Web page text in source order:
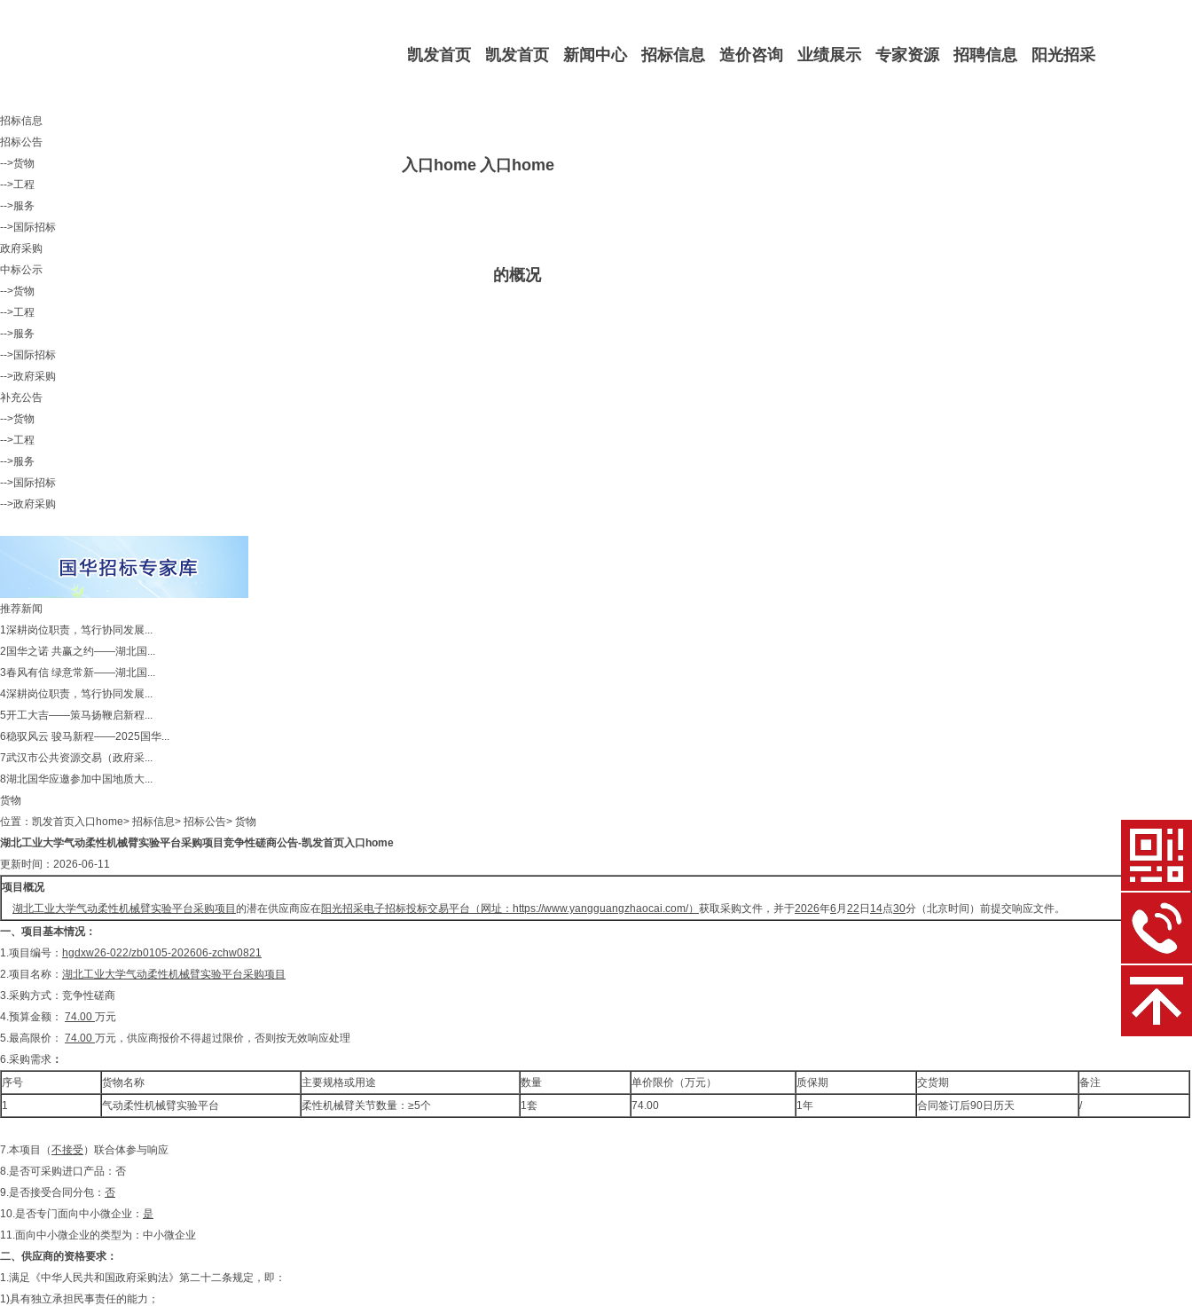
凯发首页
入口home
凯发首页
入口home
的概况
新闻中心 招标信息 造价咨询 业绩展示 专家资源 招聘信息 阳光招采
招标信息
招标公告
-->货物
-->工程
-->服务
-->国际招标
政府采购
中标公示
-->货物
-->工程
-->服务
-->国际招标
-->政府采购
补充公告
-->货物
-->工程
-->服务
-->国际招标
-->政府采购
推荐新闻
1深耕岗位职责，笃行协同发展...
2 国华之诺 共赢之约——湖北国...
3春风有信 绿意常新——湖北国...
4深耕岗位职责，笃行协同发展...
5开工大吉——策马扬鞭启新程...
6稳驭风云 骏马新程——2025国华...
7武汉市公共资源交易（政府采...
8湖北国华应邀参加中国地质大...
货物
位置： 凯发首页入口home> 招标信息> 招标公告> 货物
湖北工业大学气动柔性机械臂实验平台采购项目竞争性磋商公告-凯发首页入口home
更新时间：2026-06-11
项目概况
湖北工业大学气动柔性机械臂实验平台采购项目 的潜在供应商应在阳光招采电子招标投标交易平台（网址： https://www.yangguangzhaocai.com/） 获取采购文件，并于2026年6 月 22 日 14点30分（北京时间）前提交响应文件。
一、 项目基本情况：
1.项目编号： hgdxw26-022/zb0105-202606-zchw0821
2.项目名称： 湖北工业大学气动柔性机械臂实验平台采购项目
3.采购方式：竞争性磋商
4.预算金额： 74.00 万元
5.最高限价： 74.00 万元，供应商报价不得超过限价，否则按无效响应处理
6.采购需求 ：
序号
货物名称 主要规格或用途 数量 单价限价（万元） 质保期 交货期
备注
1
气动柔性机械臂实验平台 柔性机械臂关节数量：≥5个 1套 74.00 1年 合同签订后90日历天 /
7.本项目（不接受 ）联合体参与响应
8.是否可采购进口产品：否
9.是否接受合同分包： 否
10.是否专门面向中小微企业： 是
11.面向中小微企业的类型为：中小微企业
二、 供应商的资格要求：
1.满足《中华人民共和国政府采购法》第二十二条规定，即：
1)具有独立承担民事责任的能力；